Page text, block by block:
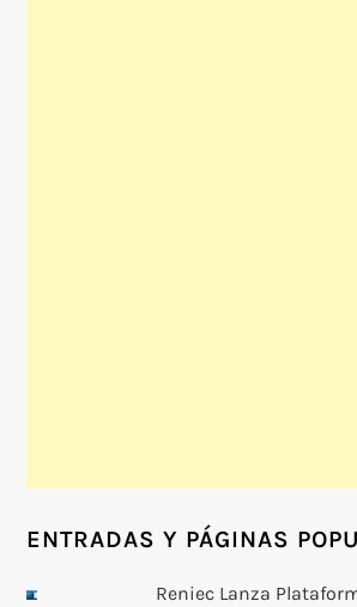
ENTRADAS Y PÁGINAS
Reniec Lanza